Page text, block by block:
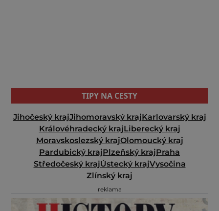
TIPY NA CESTY
Jihočeský krajJihomoravský krajKarlovarský kraj
Královéhradecký krajLiberecký kraj
Moravskoslezský krajOlomoucký kraj
Pardubický krajPlzeňský krajPraha
Středočeský krajÚstecký krajVysočina
Zlínský kraj
reklama